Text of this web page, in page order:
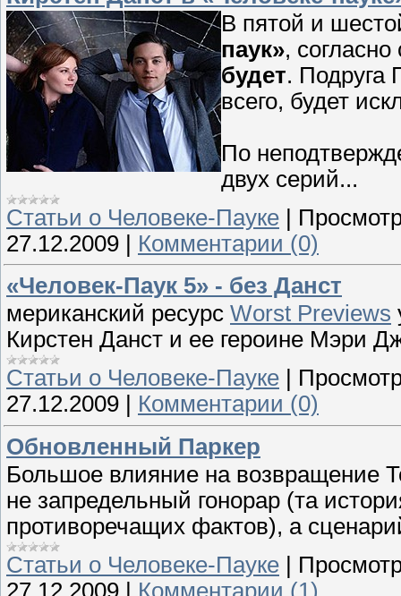
В пятой и
паук»,
будет. Подруга
всего, будет
По
двух серий...
Cтатьи о Человеке-Пауке |
27.12.2009 | Комментарии (0)
«Человек-Паук 5» - без Данст
мериканский ресурс Worst Previews
Кирстен Данст и ее героине Мэри
Cтатьи о Человеке-Пауке
27.12.2009
Комментарии (0)
Обновленный Паркер
Большое влияние на возвращение
не запредельный гонорар (та
противоречащих фактов), а
Cтатьи о Человеке-Пауке
27.12.2009
Комментарии (1)